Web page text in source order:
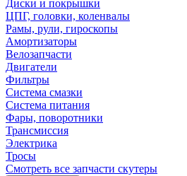
Диски и покрышки
ЦПГ, головки, коленвалы
Рамы, рули, гироскопы
Амортизаторы
Велозапчасти
Двигатели
Фильтры
Система смазки
Система питания
Фары, поворотники
Трансмиссия
Электрика
Тросы
Смотреть все запчасти скутеры